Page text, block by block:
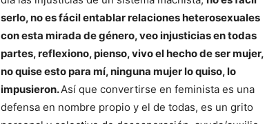
serlo, no es fácil entablar relaciones heterosexuales
con esta mirada de género, veo injusticias en todas
partes, reflexiono, pienso, vivo el hecho de ser mujer,
no quise esto para mí, ninguna mujer lo quiso, lo
impusieron.Así que convertirse en feminista es una
defensa en nombre propio y el de todas, es un grito